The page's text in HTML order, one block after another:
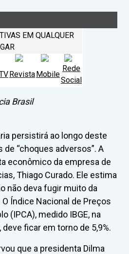
EM QUALQUER
RevistaMobile
Rede
Social
Brasil
persistirá ao longo deste
“choques adversos”. A
econômico da empresa de
Thiago Curado. Ele estima
não deva fugir muito da
O Índice Nacional de Preços
(IPCA), medido IBGE, na
deve ficar em torno de 5,9%.
que a presidenta Dilma